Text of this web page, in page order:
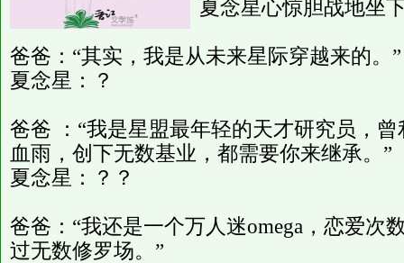
夏念星心惊胆战地坐
爸爸：“其实，我是从未来星际穿越来的。”
夏念星：？
爸爸 ：“我是星盟最年轻的天才研究员，
血雨，创下无数基业，都需要你来继承。”
夏念星：？？
爸爸：“我还是一个万人迷omega，恋爱次
过无数修罗场。”